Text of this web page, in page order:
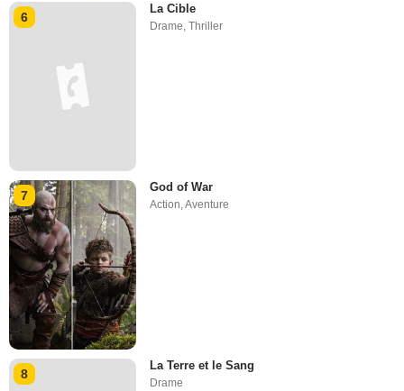
6
La Cible
Drame ,Thriller
7
God of War
Action,Aventure
8
La Terre et le Sang
Drame